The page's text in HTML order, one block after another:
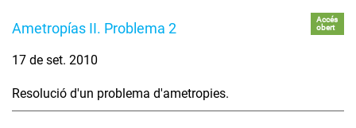
Ametropías II. Problema 2
Accés
obert
17 de set. 2010
Resolució d'un problema d'ametropies.